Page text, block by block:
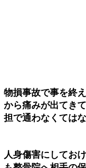
物損事故で事を終
から痛みが出てき
担で通わなくてはな
人身傷害にしてお